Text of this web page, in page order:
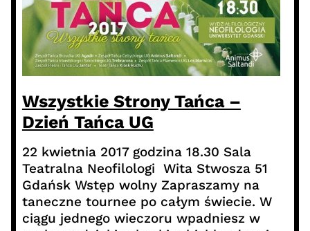
Wszystkie Strony Tańca –
Dzień Tańca UG
22 kwietnia 2017 godzina 18.30 Sala
Teatralna Neofilologi Wita Stwosza 51
Gdańsk Wstęp wolny Zapraszamy na
taneczne tournee po całym świecie. W
ciągu jednego wieczoru wpadniesz w